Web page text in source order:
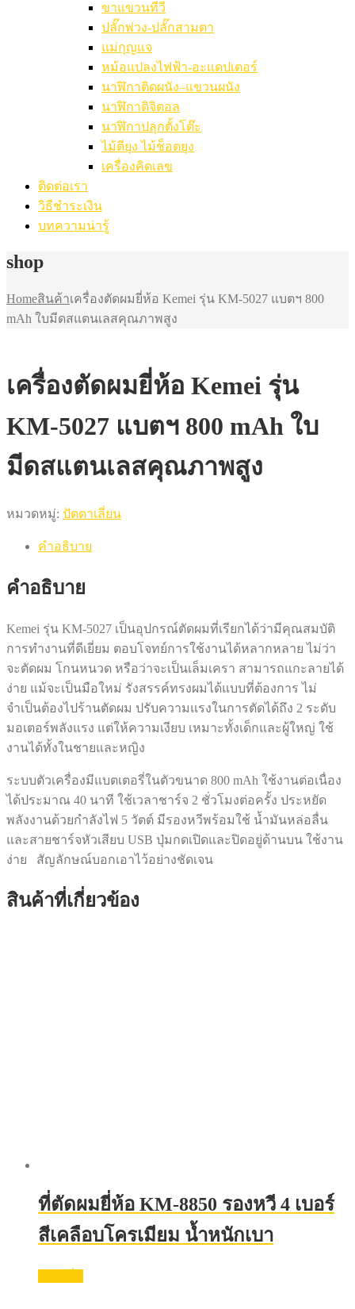
ขาแขวนทีวี
ปลั๊กพ่วง-ปลั๊กสามตา
แม่กุญแจ
หม้อแปลงไฟฟ้า-อะแดปเตอร์
นาฬิกาติดผนัง–แขวนผนัง
นาฬิกาดิจิตอล
นาฬิกาปลุกตั้งโต๊ะ
ไม้ตียุง ไม้ช็อตยุง
เครื่องคิดเลข
ติดต่อเรา
วิธีชำระเงิน
บทความน่ารู้
shop
Homeสินค้าเครื่องตัดผมยี่ห้อ Kemei รุ่น KM-5027 แบตฯ 800
mAh ใบมีดสแตนเลสคุณภาพสูง
เครื่องตัดผมยี่ห้อ Kemei รุ่น
KM-5027 แบตฯ 800 mAh ใบ
มีดสแตนเลสคุณภาพสูง
หมวดหมู่: ปัตตาเลี่ยน
คำอธิบาย
คำอธิบาย
Kemei รุ่น KM-5027 เป็นอุปกรณ์ตัดผมที่เรียกได้ว่ามีคุณสมบัติ
การทำงานที่ดีเยี่ยม ตอบโจทย์การใช้งานได้หลากหลาย ไม่ว่า
จะตัดผม โกนหนวด หรือว่าจะเป็นเล็มเครา สามารถแกะลายได้
ง่าย แม้จะเป็นมือใหม่ รังสรรค์ทรงผมได้แบบที่ต้องการ ไม่
จำเป็นต้องไปร้านตัดผม ปรับความแรงในการตัดได้ถึง 2 ระดับ
มอเตอร์พลังแรง แต่ให้ความเงียบ เหมาะทั้งเด็กและผู้ใหญ่ ใช้
งานได้ทั้งในชายและหญิง
ระบบตัวเครื่องมีแบตเตอรี่ในตัวขนาด 800 mAh ใช้งานต่อเนื่อง
ได้ประมาณ 40 นาที ใช้เวลาชาร์จ 2 ชั่วโมงต่อครั้ง ประหยัด
พลังงานด้วยกำลังไฟ 5 วัตต์ มีรองหวีพร้อมใช้ น้ำมันหล่อลื่น
และสายชาร์จหัวเสียบ USB ปุ่มกดเปิดและปิดอยู่ด้านบน ใช้งาน
ง่าย สัญลักษณ์บอกเอาไว้อย่างชัดเจน
สินค้าที่เกี่ยวข้อง
ที่ตัดผมยี่ห้อ KM-8850 รองหวี 4 เบอร์
สีเคลือบโครเมียม น้ำหนักเบา